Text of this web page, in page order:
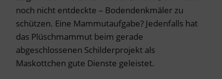
noch nicht entdeckte – Bodendenkmäler zu
schützen. Eine Mammutaufgabe? Jedenfalls hat
das Plüschmammut beim gerade
abgeschlossenen Schilderprojekt als
Maskottchen gute Dienste geleistet.